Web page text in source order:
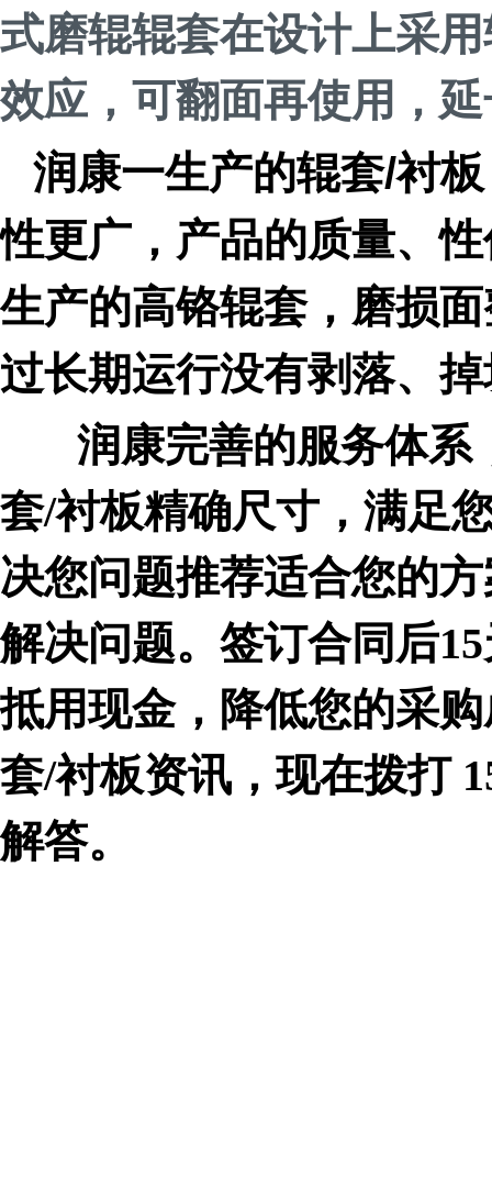
式磨辊辊套在设计上采
效应，可翻面再使用，
润康一生产的辊套/衬
性更广，产品的质量、
生产的高铬辊套，磨损
过长期运行没有剥落、
润康完善的服务体系
套/衬板精确尺寸，满足
决您问题推荐适合您的
解决问题。签订合同后
抵用现金，降低您的采
套/衬板资讯，现在拨打
解答。